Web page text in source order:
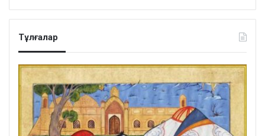
Тұлғалар